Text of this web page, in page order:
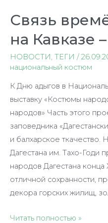
Связь
на Кавказе
НОВОСТИ, ТЕГИ /
национальный костюм
К Дню адыгов в
выставку «Костюмы
народов» Часть этого
заповедника
и балхарское ткачество.
Дагестана им. Тахо-Годи
народов Дагестана конца
отличной сохранности,
декора горских жилищ,
Связь
Читать полностью »